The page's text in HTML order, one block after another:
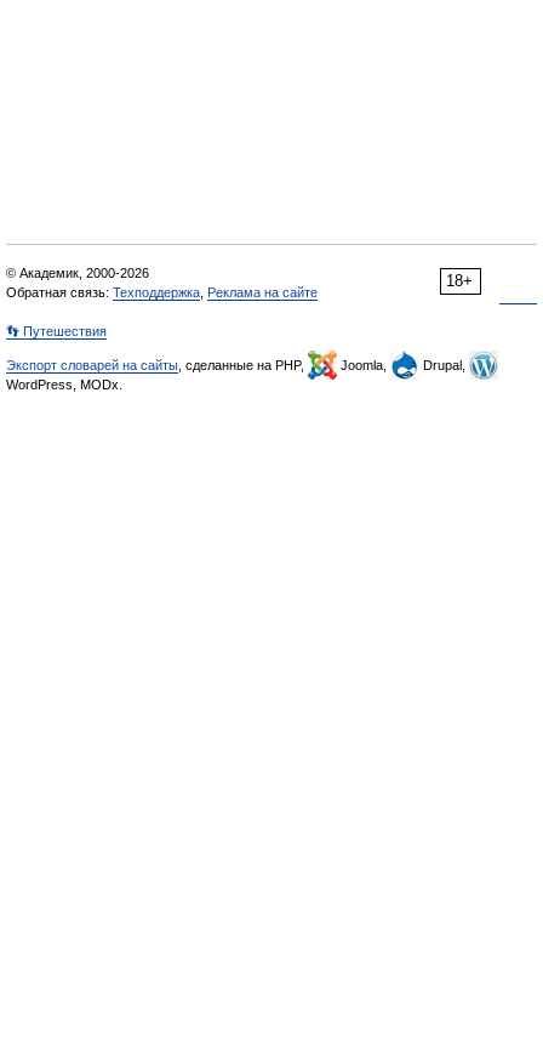
18+
© Академик, 2000-2026
Обратная связь: Техподдержка Реклама на сайте
👣 Путешествия
Экспорт словарей на сайты , сделанные на PHP, Joomla,
Drupal,
WordPress, MODx.